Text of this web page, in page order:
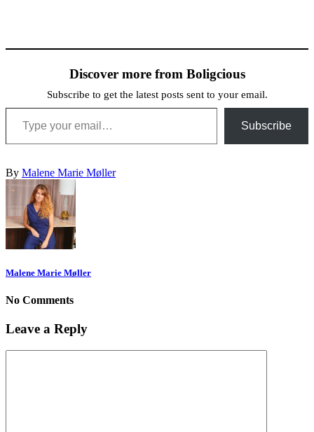
Discover more from Boligcious
Subscribe to get the latest posts sent to your email.
Type your email…
Subscribe
By Malene Marie Møller
Malene Marie Møller
No Comments
Leave a Reply